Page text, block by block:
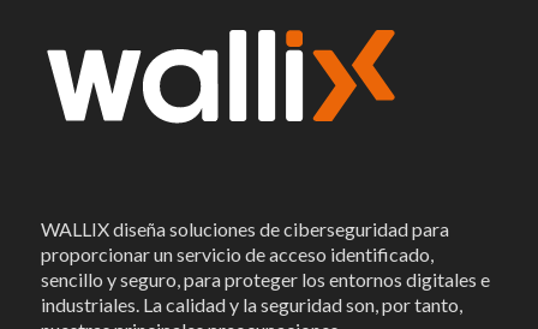
WALLIX diseña soluciones de ciberseguridad para
proporcionar un servicio de acceso identificado,
sencillo y seguro, para proteger los entornos digitales e
industriales. La calidad y la seguridad son, por tanto,